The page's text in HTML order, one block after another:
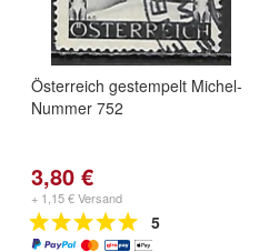
Österreich gestempelt Michel-
Nummer 752
3,80 €
+ 1,15 € Versand
5